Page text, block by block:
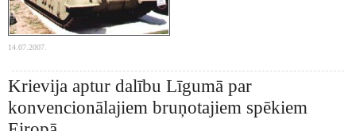
14.07.2007.
Krievija aptur dalību Līgumā par
konvencionālajiem bruņotajiem spēkiem